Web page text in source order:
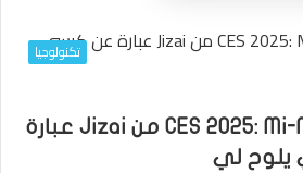
تكنولوجيا
تم الكشف عن CES 2025: Mi-Mo من Jizai عبارة
لي